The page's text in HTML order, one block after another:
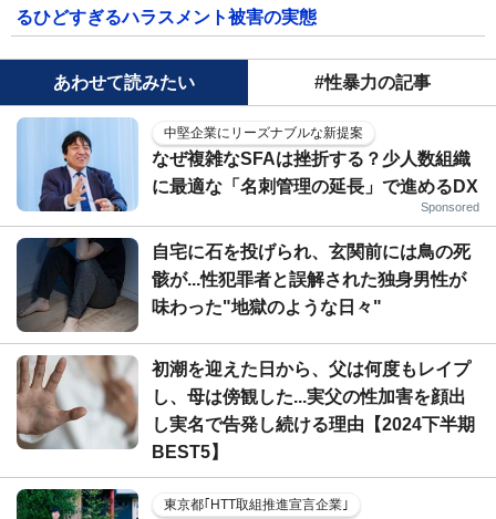
るひどすぎるハラスメント被害の実態
あわせて読みたい #性暴力の記事
中堅企業にリーズナブルな新提案
なぜ複雑なSFAは挫折する？少人数組織
に最適な「名刺管理の延長」で進めるDX
Sponsored
自宅に石を投げられ、玄関前には鳥の死
骸が...性犯罪者と誤解された独身男性が
味わった"地獄のような日々"
初潮を迎えた日から、父は何度もレイプ
し、母は傍観した...実父の性加害を顔出
し実名で告発し続ける理由【2024下半期
BEST5】
東京都｢HTT取組推進宣言企業｣